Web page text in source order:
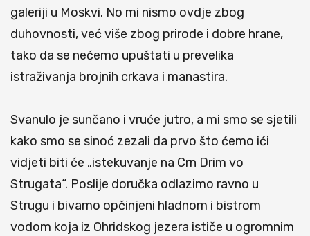
galeriji u Moskvi. No mi nismo ovdje zbog
duhovnosti, već više zbog prirode i dobre hrane,
tako da se nećemo upuštati u prevelika
istraživanja brojnih crkava i manastira.
Svanulo je sunčano i vruće jutro, a mi smo se sjetili
kako smo se sinoć zezali da prvo što ćemo ići
vidjeti biti će „istekuvanje na Crn Drim vo
Strugata“. Poslije doručka odlazimo ravno u
Strugu i bivamo opčinjeni hladnom i bistrom
vodom koja iz Ohridskog jezera ističe u ogromnim